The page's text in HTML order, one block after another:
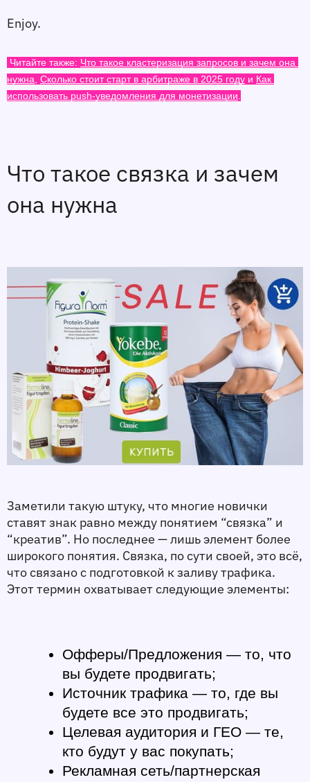
Enjoy.
Читайте также: Что такое кластеризация запросов и зачем она
нужна Сколько стоит старт в арбитраже в 2025 году и Как
использовать push-уведомления для монетизации
Что такое связка и зачем
она нужна
Заметили такую штуку, что многие новички
ставят знак равно между понятием “связка” и
“креатив”. Но последнее — лишь элемент более
широкого понятия. Связка, по сути своей, это всё,
что связано с подготовкой к заливу трафика.
Этот термин охватывает следующие элементы:
Офферы/Предложения — то, что
вы будете продвигать;
Источник трафика — то, где вы
будете все это продвигать;
Целевая аудитория и ГЕО — те,
кто будут у вас покупать;
Рекламная сеть/партнерская